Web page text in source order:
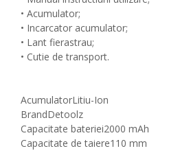
• Acumulator;
• Incarcator acumulator;
• Lant fierastrau;
• Cutie de transport.
AcumulatorLitiu-Ion
BrandDetoolz
Capacitate bateriei2000 mAh
Capacitate de taiere110 mm